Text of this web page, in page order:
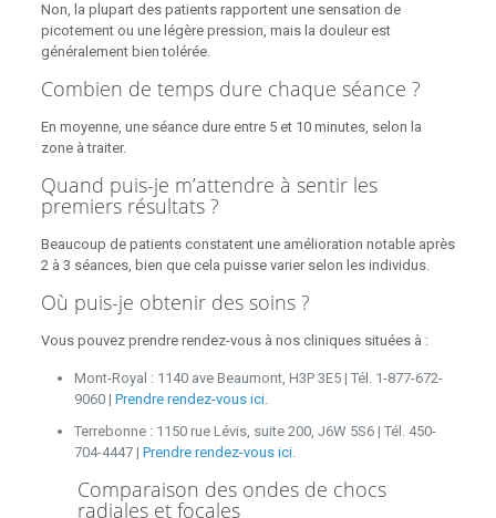
Non, la plupart des patients rapportent une sensation de
picotement ou une légère pression, mais la douleur est
généralement bien tolérée.
Combien de temps dure chaque séance ?
En moyenne, une séance dure entre 5 et 10 minutes, selon la
zone à traiter.
Quand puis-je m’attendre à sentir les
premiers résultats ?
Beaucoup de patients constatent une amélioration notable après
2 à 3 séances, bien que cela puisse varier selon les individus.
Où puis-je obtenir des soins ?
Vous pouvez prendre rendez-vous à nos cliniques situées à :
Mont-Royal : 1140 ave Beaumont, H3P 3E5 | Tél. 1-877-672-
9060 | Prendre rendez-vous ici.
Terrebonne : 1150 rue Lévis, suite 200, J6W 5S6 | Tél. 450-
704-4447 | Prendre rendez-vous ici.
Comparaison des ondes de chocs
radiales et focales